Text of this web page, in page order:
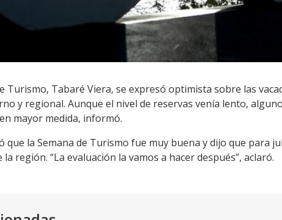
Turismo, Tabaré Viera, se expresó optimista sobre las
y regional. Aunque el nivel de reservas venía lento,
mayor medida, informó.
que la Semana de Turismo fue muy buena y dijo que para
región. “La evaluación la vamos a hacer después”, aclaró.